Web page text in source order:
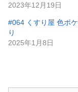
2023年12月19日
#064 くすり屋 色ポケ
り
2025年1月8日